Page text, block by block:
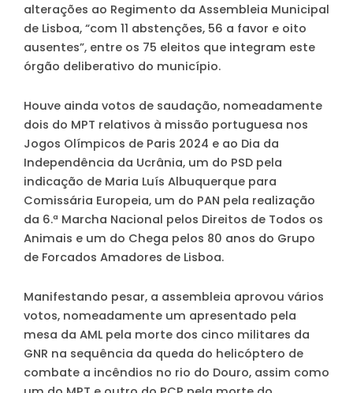
alterações ao Regimento da Assembleia Municipal
de Lisboa, “com 11 abstenções, 56 a favor e oito
ausentes”, entre os 75 eleitos que integram este
órgão deliberativo do município.
Houve ainda votos de saudação, nomeadamente
dois do MPT relativos à missão portuguesa nos
Jogos Olímpicos de Paris 2024 e ao Dia da
Independência da Ucrânia, um do PSD pela
indicação de Maria Luís Albuquerque para
Comissária Europeia, um do PAN pela realização
da 6.ª Marcha Nacional pelos Direitos de Todos os
Animais e um do Chega pelos 80 anos do Grupo
de Forcados Amadores de Lisboa.
Manifestando pesar, a assembleia aprovou vários
votos, nomeadamente um apresentado pela
mesa da AML pela morte dos cinco militares da
GNR na sequência da queda do helicóptero de
combate a incêndios no rio do Douro, assim como